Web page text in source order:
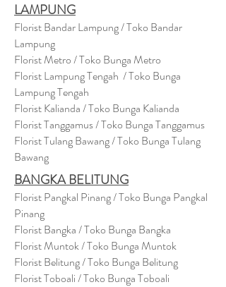
LAMPUNG
Florist Bandar Lampung / Toko Bandar
Lampung
Florist Metro / Toko Bunga Metro
Florist Lampung Tengah / Toko Bunga
Lampung Tengah
Florist Kalianda / Toko Bunga Kalianda
Florist Tanggamus / Toko Bunga Tanggamus
Florist Tulang Bawang / Toko Bunga Tulang
Bawang
BANGKA BELITUNG
Florist Pangkal Pinang / Toko Bunga Pangkal
Pinang
Florist Bangka / Toko Bunga Bangka
Florist Muntok / Toko Bunga Muntok
Florist Belitung / Toko Bunga Belitung
Florist Toboali / Toko Bunga Toboali